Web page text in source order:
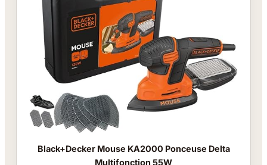
Black+Decker Mouse KA2000 Ponceuse Delta
Multifonction 55W